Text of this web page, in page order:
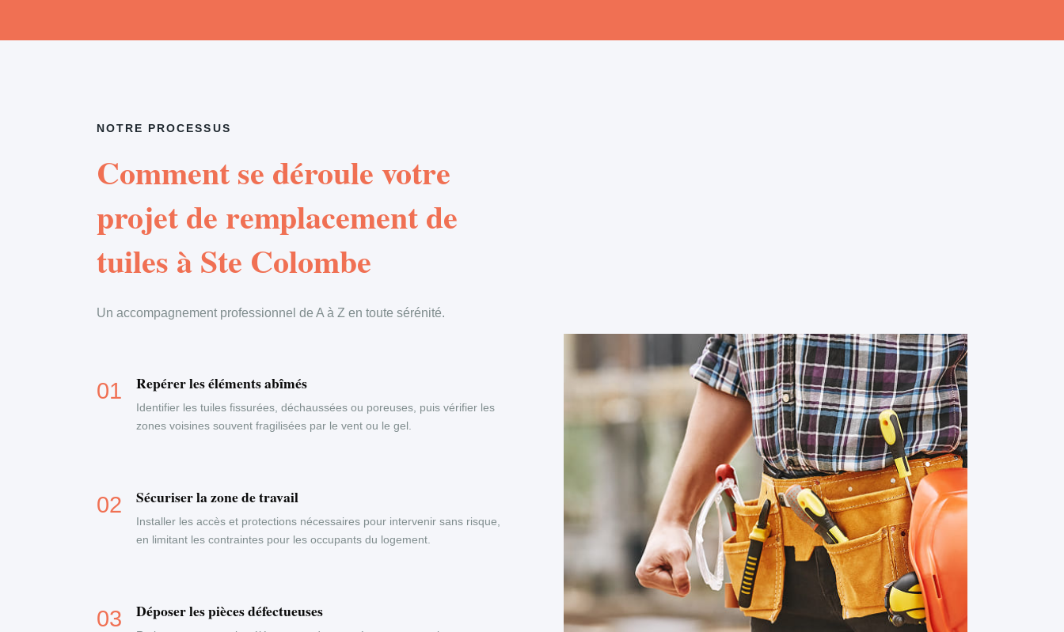
NOTRE PROCESSUS
Comment se déroule votre
projet de remplacement de
tuiles à Ste Colombe
Un accompagnement professionnel de A à Z en toute sérénité.
Repérer les éléments abîmés
Identifier les tuiles fissurées, déchaussées ou poreuses, puis vérifier les
zones voisines souvent fragilisées par le vent ou le gel.
Sécuriser la zone de travail
Installer les accès et protections nécessaires pour intervenir sans risque,
en limitant les contraintes pour les occupants du logement.
Déposer les pièces défectueuses